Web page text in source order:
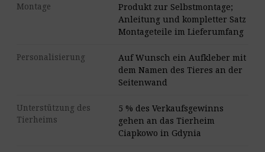
Montage
Produkt zur Selbstmontage;
Anleitung und kompletter Satz
Montageteile im Lieferumfang
Personalisierung
Auf Wunsch ein Aufkleber mit
dem Namen des Tieres an der
Seitenwand
Unterstützung des
Tierheims
5 % des Verkaufsgewinns
gehen an das Tierheim
Ciapkowo in Gdynia